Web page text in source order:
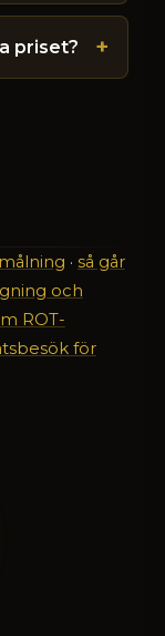
priset?
· så går
och
ROT-
för